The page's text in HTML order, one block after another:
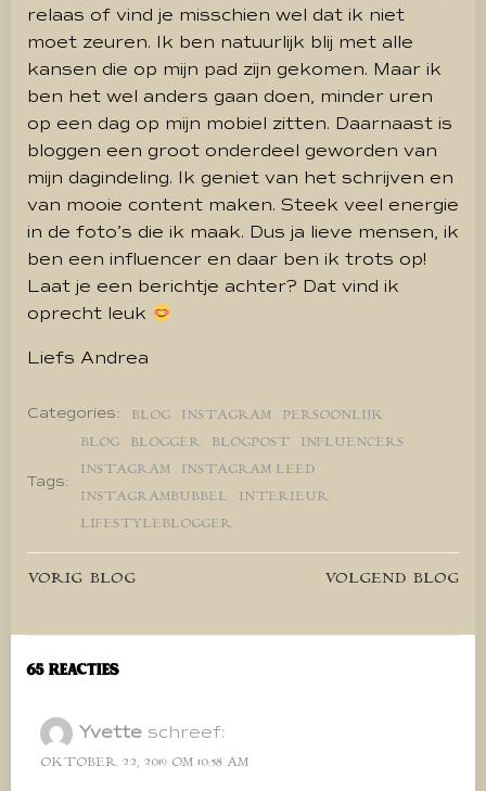
relaas of vind je misschien wel dat ik niet
moet zeuren. Ik ben natuurlijk blij met alle
kansen die op mijn pad zijn gekomen. Maar ik
ben het wel anders gaan doen, minder uren
op een dag op mijn mobiel zitten. Daarnaast is
bloggen een groot onderdeel geworden van
mijn dagindeling. Ik geniet van het schrijven en
van mooie content maken. Steek veel energie
in de foto’s die ik maak. Dus ja lieve mensen, ik
ben een influencer en daar ben ik trots op!
Laat je een berichtje achter? Dat vind ik
oprecht leuk
Liefs Andrea
Categories: BLOG INSTAGRAM PERSOONLIJK
Tags:
BLOG BLOGGER BLOGPOST
INFLUENCERS
INSTAGRAM
INSTAGRAM LEED
INSTAGRAMBUBBEL
INTERIEUR
LIFESTYLEBLOGGER
Bericht
navigatie
VORIG BLOG
Bericht
navigatie
VOLGEND BLOG
65 Reacties
Yvette schreef:
OKTOBER 22, 2019 OM 10:58 AM